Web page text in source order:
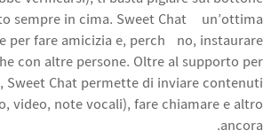
sempre in cima. Sweet Chat è un’ottima
per fare amicizia e, perché no, instaurare
con altre persone. Oltre al supporto per
Sweet Chat permette di inviare contenuti
video, note vocali), fare chiamare e altro
ancora.